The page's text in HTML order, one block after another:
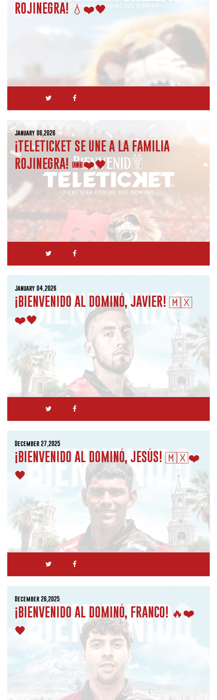
ROJINEGRA! 💧❤️🖤
January 06,2026
¡TELETICKET SE UNE A LA FAMILIA
ROJINEGRA! 🎟️❤️🖤
January 04,2026
¡BIENVENIDO AL DOMINÓ, JAVIER! 🇲🇽
❤️🖤
December 27,2025
¡BIENVENIDO AL DOMINÓ, JESÚS! 🇲🇽❤️
🖤
December 26,2025
¡BIENVENIDO AL DOMINÓ, FRANCO! 🔥❤️
🖤